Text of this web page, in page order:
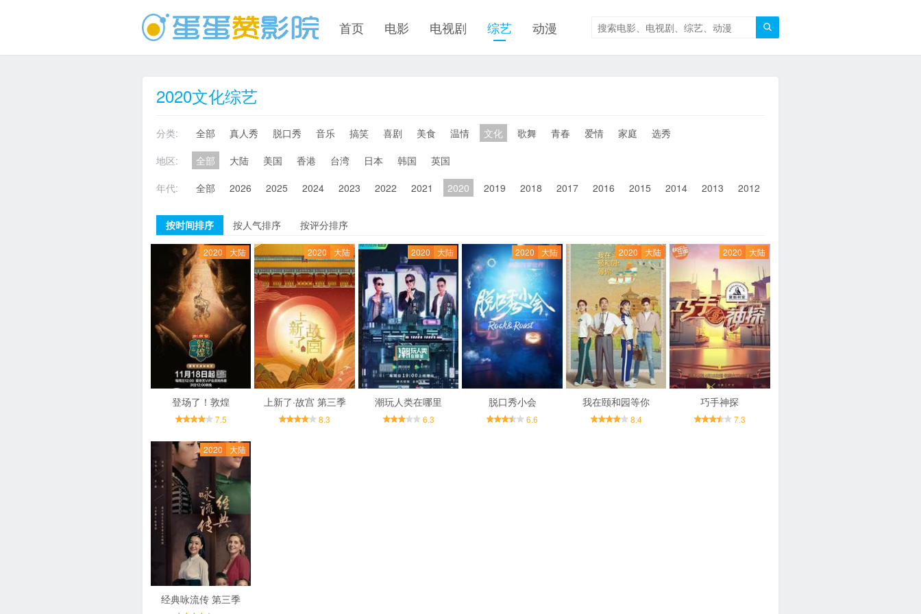

首页 电影 电视剧 综艺 动漫
2020文化综艺
分类: 全部 真人秀 脱口秀 音乐 搞笑 喜剧 美食 温情 文化 歌舞 青春 爱情 家庭
选秀
地区:
全部 大陆 美国 香港 台湾 日本 韩国
英国
年代:
全部 2026 2025 2024 2023 2022 2021 2020 2019 2018 2017 2016 2015 2014 2013 2012
按时间排序 按人气排序 按评分排序
2020 大陆
登场了！敦煌
7.5
2020 大陆
上新了·故宫 第三季
8.3
2020 大陆
潮玩人类在哪里
6.3
2020 大陆
脱口秀小会
6.6
2020 大陆
我在颐和园等你
8.4
2020 大陆
巧手神探
7.3
2020 大陆
经典咏流传 第三季